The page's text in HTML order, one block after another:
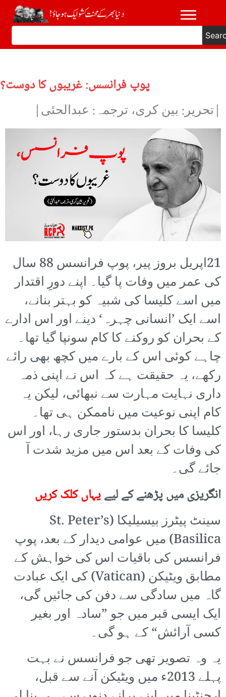
پوپ فرانسس: غریبوں کا دوست؟
|تحریر: بین کری، ترجمہ: عبدالحئی|
21اپریل بروز پیر، پوپ فرانسس 88 سال
کی عمر میں وفات پا گیا۔ اپنے دورِ اقتدار
میں اسے کلیسا کی شبیہ کو بہتر بنانے،
اسے ایک ’انسانی چہرہ‘ دینے اور اس ادارے
کے بحران کو روکنے کا کام سونپا گیا تھا۔
چاہے کوئی اس کے بارے میں کچھ بھی رائے
رکھے، یہ حقیقت ہے کہ اس نے اپنی ذمہ
داری نہایت مہارت سے نبھائی، لیکن یہ
کام اپنی نوعیت میں ناممکن ہی تھا۔
کلیسا کا بحران بدستور جاری رہا، اور اس
کی وفات کے بعد اس میں مزید شدت آ
جائے گی۔
انگریزی میں پڑھنے کے لیےیہاں کلک کریں
سینٹ پیٹرز بیسیلیکا (St. Peter’s
Basilica) میں عوامی دیدار کے بعد، پوپ
فرانسس کی باقیات اس کی خواہش کے
مطابق ویٹیکن (Vatican) کی ایک عبادت
گاہ میں سادگی سے دفن کی جائیں گی،
ایک ایسی قبر میں جو ”سادہ اور بغیر
کسی آرائش“ کے ہو گی۔
یہ وہ تصویر تھی جو فرانسس نے بہت
پہلے 2013ء میں ویٹیکن آنے سے قبل،